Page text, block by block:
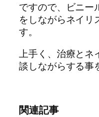
ですので、ビニー
をしながらネイリ
す。
上手く、治療とネ
談しながらする事
関連記事